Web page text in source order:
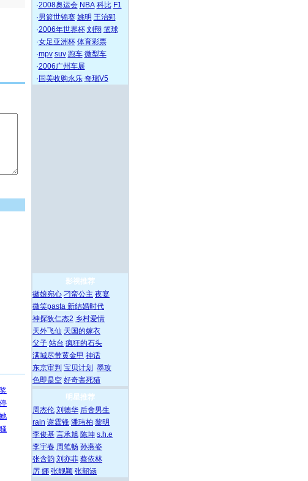
·2008奥运会 NBA 科比 F1
·男篮世锦赛 姚明 王治郅
·2006年世界杯 刘翔 篮球
·女足亚洲杯 体育彩票
·mpv suv 跑车 微型车
·2006广州车展
· 国美收购永乐 奇瑞V5
影视推荐
徽娘宛心 刁蛮公主 夜宴
微笑pasta 新结婚时代
神探狄仁杰2 乡村爱情
天外飞仙 天国的嫁衣
父子 站台 疯狂的石头
满城尽带黄金甲 神话
东京审判 宝贝计划
墨攻
色即是空 好奇害死猫
明星推荐
周杰伦 刘德华 后舍男生
rain 谢霆锋 潘玮柏 黎明
李俊基 言承旭 陈坤 s.h.e
李宇春 周笔畅 孙燕姿
张含韵 刘亦菲 蔡依林
厉 娜 张靓颖 张韶涵